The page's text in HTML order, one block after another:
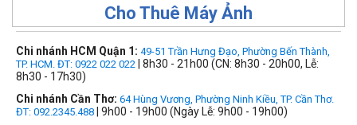
Cho Thuê Máy Ảnh
Chi nhánh HCM Quận 1: 49-51 Trần Hưng Đạo, Phường Bến Thành,
TP. HCM. ĐT: 0922 022 022 | 8h30 - 21h00 (CN: 8h30 - 20h00, Lễ:
8h30 - 17h30)
Chi nhánh Cần Thơ: 64 Hùng Vương, Phường Ninh Kiều, TP. Cần Thơ.
ĐT: 092.2345.488 | 9h00 - 19h00 (Ngày Lễ: 9h00 - 19h00)